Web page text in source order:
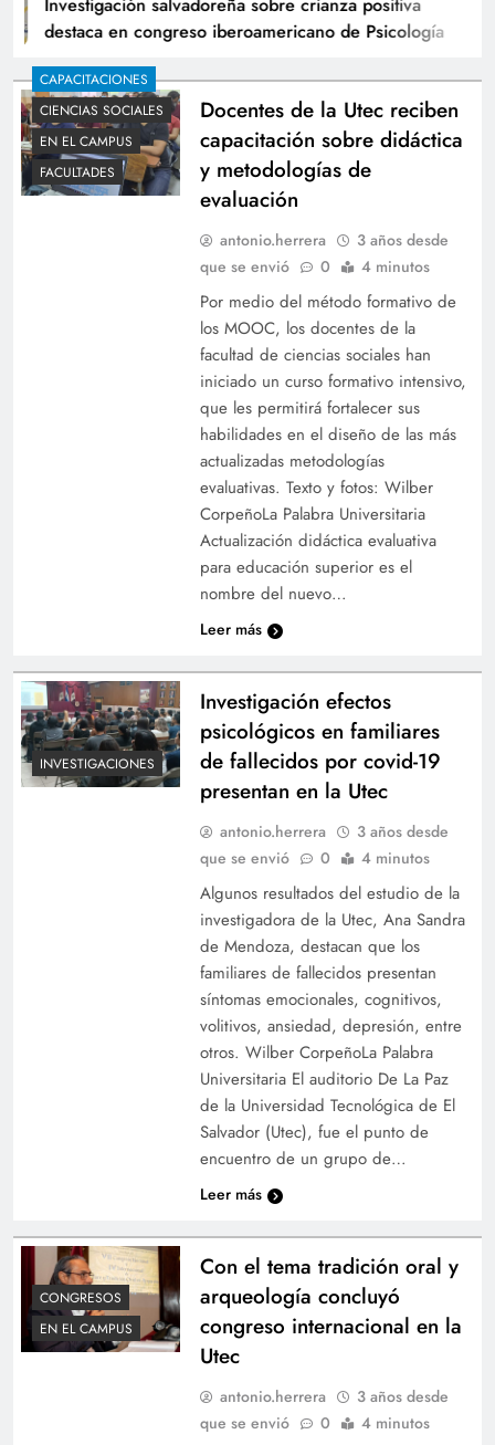
destaca en congreso iberoamericano de Psicología
CAPACITACIONES
CIENCIAS SOCIALES
EN EL CAMPUS
FACULTADES
Docentes de la Utec reciben
capacitación sobre didáctica
y metodologías de
evaluación
antonio.herrera
3 años desde
que se envió
0 4 minutos
Por medio del método formativo de
los MOOC, los docentes de la
facultad de ciencias sociales han
iniciado un curso formativo intensivo,
que les permitirá fortalecer sus
habilidades en el diseño de las más
actualizadas metodologías
evaluativas. Texto y fotos: Wilber
CorpeñoLa Palabra Universitaria
Actualización didáctica evaluativa
para educación superior es el
nombre del nuevo…
Leer más
INVESTIGACIONES
Investigación efectos
psicológicos en familiares
de fallecidos por covid-19
presentan en la Utec
antonio.herrera
3 años desde
que se envió
0 4 minutos
Algunos resultados del estudio de la
investigadora de la Utec, Ana Sandra
de Mendoza, destacan que los
familiares de fallecidos presentan
síntomas emocionales, cognitivos,
volitivos, ansiedad, depresión, entre
otros. Wilber CorpeñoLa Palabra
Universitaria El auditorio De La Paz
de la Universidad Tecnológica de El
Salvador (Utec), fue el punto de
encuentro de un grupo de…
Leer más
CONGRESOS
EN EL CAMPUS
Con el tema tradición oral y
arqueología concluyó
congreso internacional en la
Utec
antonio.herrera
3 años desde
que se envió
0 4 minutos